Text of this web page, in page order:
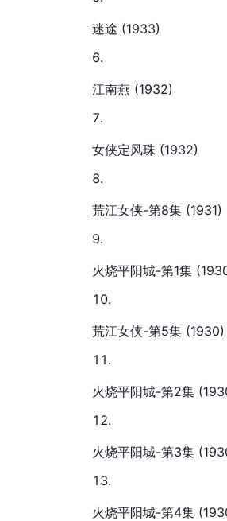
迷途 (1933)
江南燕 (1932)
女侠定风珠 (1932)
荒江女侠-第8集 (1931)
火烧平阳城-第1集
荒江女侠-第5集 (1930)
火烧平阳城-第2集
火烧平阳城-第3集
火烧平阳城-第4集